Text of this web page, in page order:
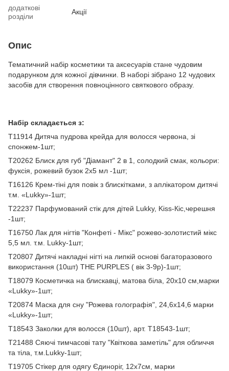
додаткові
розділи
Акції
Опис
Тематичний набір косметики та аксесуарів стане чудовим
подарунком для кожної дівчинки. В наборі зібрано 12 чудових
засобів для створення повноцінного святкового образу.
Набір складається з:
T11914 Дитяча пудрова крейда для волосся червона, зі
спонжем-1шт;
T20262 Блиск для губ "Діамант" 2 в 1, солодкий смак, кольори:
фуксія, рожевий бузок 2х5 мл -1шт;
T16126 Крем-тіні для повік з блискітками, з аплікатором дитячі
т.м. «Lukky»-1шт;
T22237 Парфумований стік для дітей Lukky, Kiss-Кіс,черешня
-1шт;
T16750 Лак для нігтів "Конфеті - Мікс" рожево-золотистий мікс
5,5 мл. т.м. Lukky-1шт;
T20807 Дитячі накладні нігті на липкій основі багаторазового
використання (10шт) THE PURPLES ( вік 3-9р)-1шт;
T18079 Косметичка на блискавці, матова біла, 20х10 см,марки
«Lukky»-1шт;
T20874 Маска для сну "Рожева голографія", 24,6x14,6 марки
«Lukky»-1шт;
T18543 Заколки для волосся (10шт), арт. T18543-1шт;
T21488 Сяючі тимчасові тату "Квіткова заметіль" для обличчя
та тіла, т.м.Lukky-1шт;
T19705 Стікер для одягу Єдиноріг, 12х7см, марки